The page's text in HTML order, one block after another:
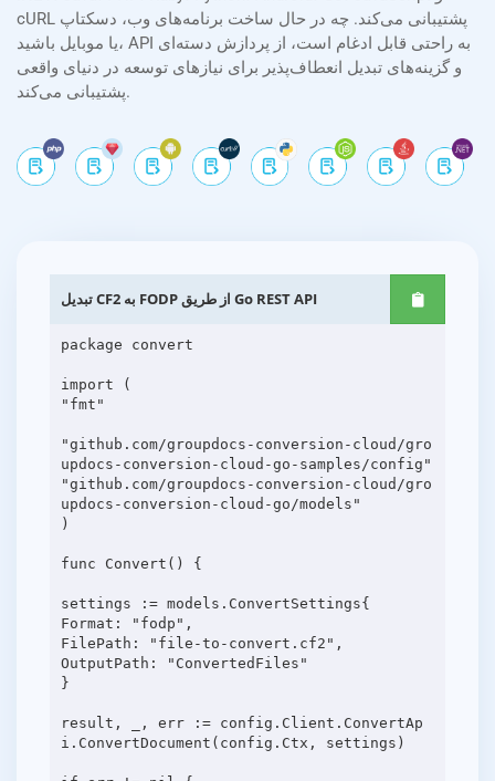
cURL پشتیبانی می‌کند. چه در حال ساخت برنامه‌های وب، دسکتاپ
یا موبایل باشید، API به راحتی قابل ادغام است، از پردازش دسته‌ای
و گزینه‌های تبدیل انعطاف‌پذیر برای نیازهای توسعه در دنیای واقعی
پشتیبانی می‌کند.
تبدیل CF2 به FODP از طریق Go REST API
package convert
import (
"fmt"
"github.com/groupdocs-conversion-cloud/gro
updocs-conversion-cloud-go-samples/config"
"github.com/groupdocs-conversion-cloud/gro
updocs-conversion-cloud-go/models"
)
func Convert() {
settings := models.ConvertSettings{
Format: "fodp",
FilePath: "file-to-convert.cf2",
OutputPath: "ConvertedFiles"
}
result, _, err := config.Client.ConvertAp
i.ConvertDocument(config.Ctx, settings)